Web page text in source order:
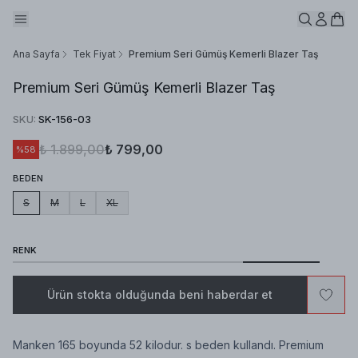
Ana Sayfa Tek Fiyat Premium Seri Gümüş Kemerli Blazer Taş
Premium Seri Gümüş Kemerli Blazer Taş
SKU: SK-156-03
%58 ₺ 1.899,00₺ 799,00
BEDEN
S M L XL
RENK
Ürün stokta olduğunda beni haberdar et
Manken 165 boyunda 52 kilodur. s beden kullandı. Premium